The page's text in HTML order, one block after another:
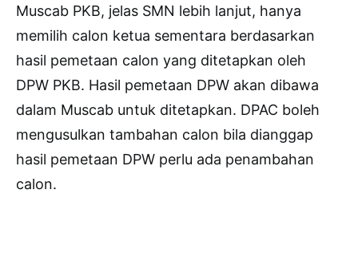
Muscab PKB, jelas SMN lebih lanjut, hanya
memilih calon ketua sementara berdasarkan
hasil pemetaan calon yang ditetapkan oleh
DPW PKB. Hasil pemetaan DPW akan dibawa
dalam Muscab untuk ditetapkan. DPAC boleh
mengusulkan tambahan calon bila dianggap
hasil pemetaan DPW perlu ada penambahan
calon.